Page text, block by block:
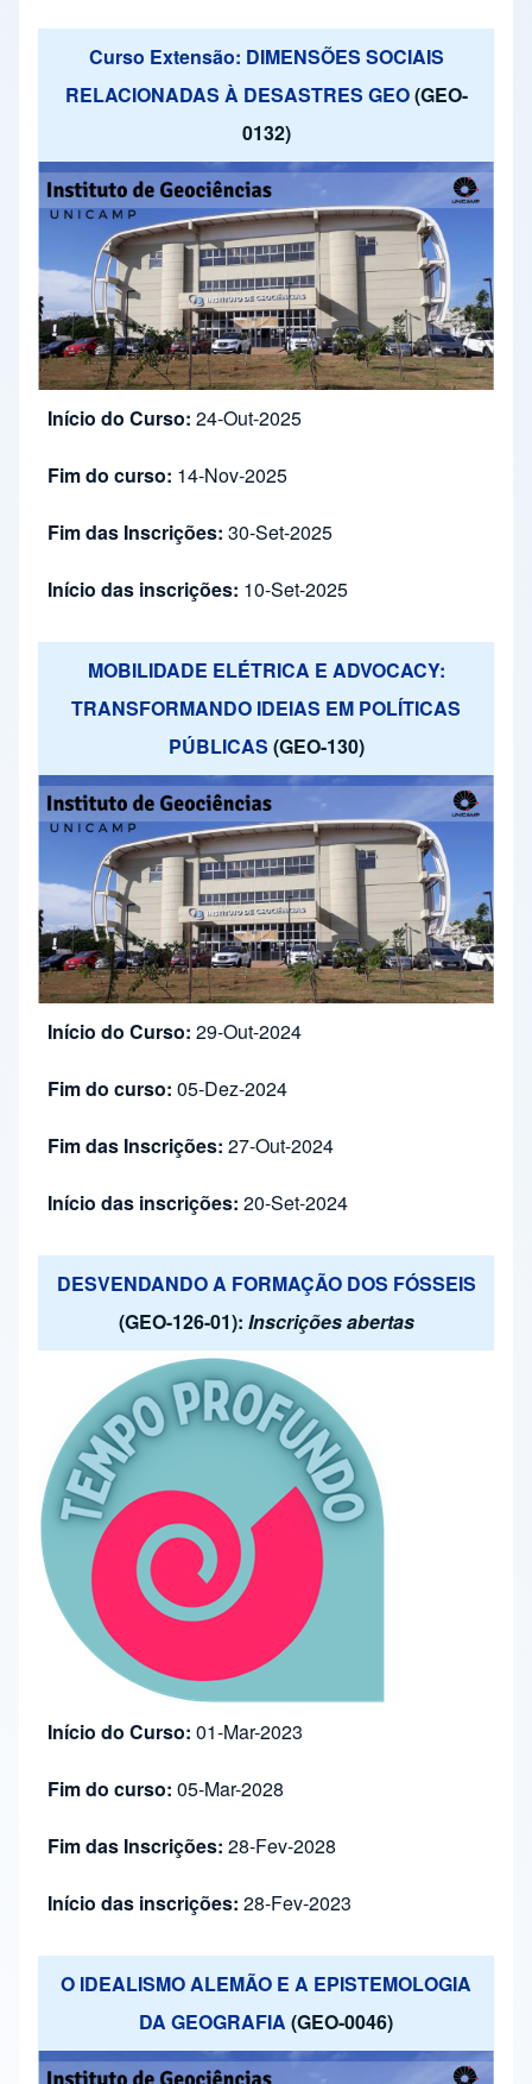
Curso Extensão: DIMENSÕES SOCIAIS
RELACIONADAS À DESASTRES GEO(GEO-
0132)
Início do Curso: 24-Out-2025
Fim do curso: 14-Nov-2025
Fim das Inscrições: 30-Set-2025
Início das inscrições: 10-Set-2025
MOBILIDADE ELÉTRICA E ADVOCACY:
TRANSFORMANDO IDEIAS EM POLÍTICAS
PÚBLICAS (GEO-130)
Início do Curso: 29-Out-2024
Fim do curso: 05-Dez-2024
Fim das Inscrições: 27-Out-2024
Início das inscrições: 20-Set-2024
DESVENDANDO A FORMAÇÃO DOS FÓSSEIS
(GEO-126-01): Inscrições abertas
Início do Curso: 01-Mar-2023
Fim do curso: 05-Mar-2028
Fim das Inscrições: 28-Fev-2028
Início das inscrições: 28-Fev-2023
O IDEALISMO ALEMÃO E A EPISTEMOLOGIA
DA GEOGRAFIA (GEO-0046)